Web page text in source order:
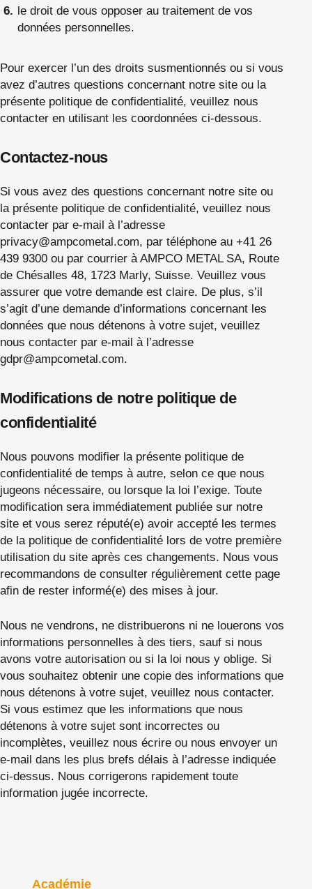
le droit de vous opposer au traitement de vos
données personnelles.
Pour exercer l’un des droits susmentionnés ou si vous
avez d’autres questions concernant notre site ou la
présente politique de confidentialité, veuillez nous
contacter en utilisant les coordonnées ci-dessous.
Contactez-nous
Si vous avez des questions concernant notre site ou
la présente politique de confidentialité, veuillez nous
contacter par e-mail à l’adresse
privacy@ampcometal.com, par téléphone au +41 26
439 9300 ou par courrier à AMPCO METAL SA, Route
de Chésalles 48, 1723 Marly, Suisse. Veuillez vous
assurer que votre demande est claire. De plus, s’il
s’agit d’une demande d’informations concernant les
données que nous détenons à votre sujet, veuillez
nous contacter par e-mail à l’adresse
gdpr@ampcometal.com.
Modifications de notre politique de
confidentialité
Nous pouvons modifier la présente politique de
confidentialité de temps à autre, selon ce que nous
jugeons nécessaire, ou lorsque la loi l’exige. Toute
modification sera immédiatement publiée sur notre
site et vous serez réputé(e) avoir accepté les termes
de la politique de confidentialité lors de votre première
utilisation du site après ces changements. Nous vous
recommandons de consulter régulièrement cette page
afin de rester informé(e) des mises à jour.
Nous ne vendrons, ne distribuerons ni ne louerons vos
informations personnelles à des tiers, sauf si nous
avons votre autorisation ou si la loi nous y oblige. Si
vous souhaitez obtenir une copie des informations que
nous détenons à votre sujet, veuillez nous contacter.
Si vous estimez que les informations que nous
détenons à votre sujet sont incorrectes ou
incomplètes, veuillez nous écrire ou nous envoyer un
e-mail dans les plus brefs délais à l’adresse indiquée
ci-dessus. Nous corrigerons rapidement toute
information jugée incorrecte.
Académie